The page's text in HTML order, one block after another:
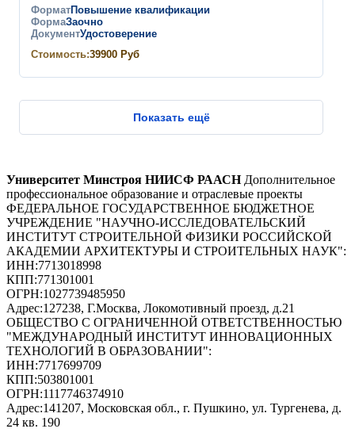
ФорматПовышение квалификации
ФормаЗаочно
ДокументУдостоверение
Стоимость:39900 Руб
Показать ещё
Университет Минстроя НИИСФ РААСН Дополнительное
профессиональное образование и отраслевые проекты
ФЕДЕРАЛЬНОЕ ГОСУДАРСТВЕННОЕ БЮДЖЕТНОЕ
УЧРЕЖДЕНИЕ "НАУЧНО-ИССЛЕДОВАТЕЛЬСКИЙ
ИНСТИТУТ СТРОИТЕЛЬНОЙ ФИЗИКИ РОССИЙСКОЙ
АКАДЕМИИ АРХИТЕКТУРЫ И СТРОИТЕЛЬНЫХ НАУК":
ИНН:7713018998
КПП:771301001
ОГРН:1027739485950
Адрес:127238, Г.Москва, Локомотивный проезд, д.21
ОБЩЕСТВО С ОГРАНИЧЕННОЙ ОТВЕТСТВЕННОСТЬЮ
"МЕЖДУНАРОДНЫЙ ИНСТИТУТ ИННОВАЦИОННЫХ
ТЕХНОЛОГИЙ В ОБРАЗОВАНИИ":
ИНН:7717699709
КПП:503801001
ОГРН:1117746374910
Адрес:141207, Московская обл., г. Пушкино, ул. Тургенева, д.
24 кв. 190